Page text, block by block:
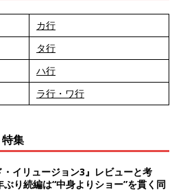
カ行
タ行
ハ行
ラ行・ワ行
集
・イリュージョン3』レビューと考
ぶり続編は“中身よりショー”を貫く同